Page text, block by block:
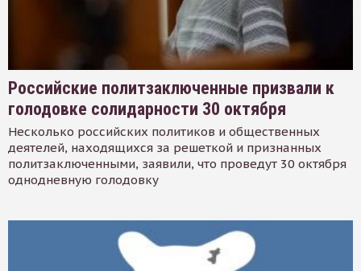
Российские политзаключенные призвали к
голодовке солидарности 30 октября
Несколько российских политиков и общественных
деятелей, находящихся за решеткой и признанных
политзаключенными, заявили, что проведут 30 октября
однодневную голодовку